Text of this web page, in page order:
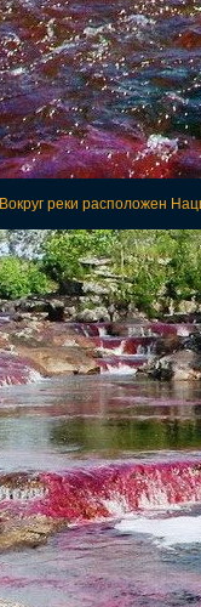
Вокруг реки расположен